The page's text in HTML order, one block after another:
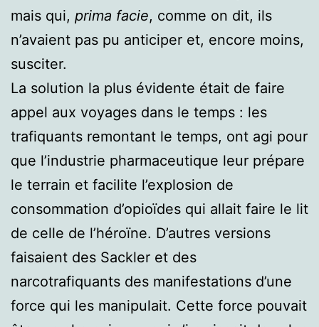
mais qui, prima facie, comme on dit, ils
n’avaient pas pu anticiper et, encore moins,
susciter.
La solution la plus évidente était de faire
appel aux voyages dans le temps : les
trafiquants remontant le temps, ont agi pour
que l’industrie pharmaceutique leur prépare
le terrain et facilite l’explosion de
consommation d’opioïdes qui allait faire le lit
de celle de l’héroïne. D’autres versions
faisaient des Sackler et des
narcotrafiquants des manifestations d’une
force qui les manipulait. Cette force pouvait